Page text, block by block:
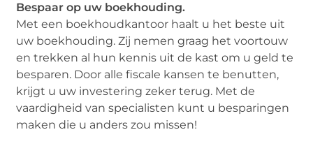
Bespaar op uw boekhouding.
Met een boekhoudkantoor haalt u het beste uit
uw boekhouding. Zij nemen graag het voortouw
en trekken al hun kennis uit de kast om u geld te
besparen. Door alle fiscale kansen te benutten,
krijgt u uw investering zeker terug. Met de
vaardigheid van specialisten kunt u besparingen
maken die u anders zou missen!